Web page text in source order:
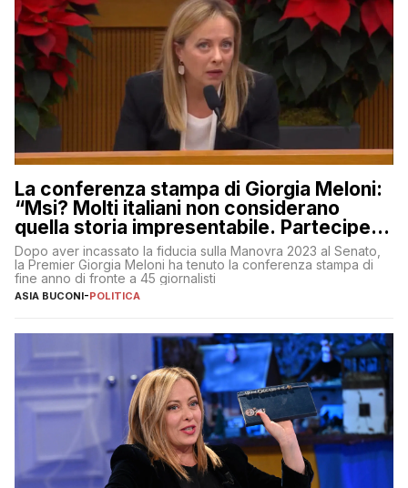
La conferenza stampa di Giorgia Meloni:
“Msi? Molti italiani non considerano
quella storia impresentabile. Parteciperò
al 25 aprile”
Dopo aver incassato la fiducia sulla Manovra 2023 al Senato,
la Premier Giorgia Meloni ha tenuto la conferenza stampa di
fine anno di fronte a 45 giornalisti
ASIA BUCONI-POLITICA